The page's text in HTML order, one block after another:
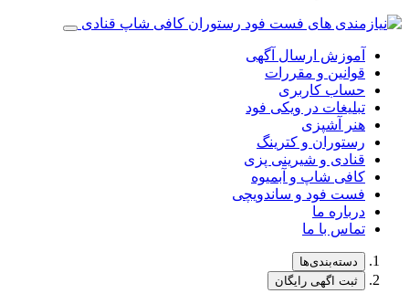
آموزش ارسال آگهی
قوانین و مقررات
حساب کاربری
تبلیغات در ویکی فود
هنر آشپزی
رستوران و کترینگ
قنادی و شیرینی پزی
کافی شاپ و آبمیوه
فست فود و ساندویچی
درباره ما
تماس با ما
دسته‌بندی‌ها
ثبت اگهی رایگان